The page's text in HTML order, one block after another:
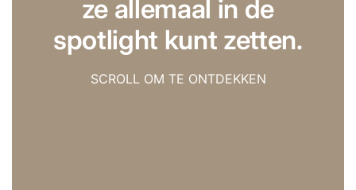
ze allemaal in de
spotlight kunt zetten.
SCROLL OM TE ONTDEKKEN